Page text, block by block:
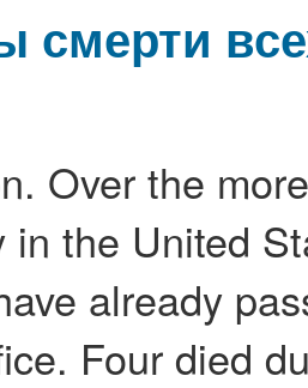
смерти
Over the
in the United
already
Four died